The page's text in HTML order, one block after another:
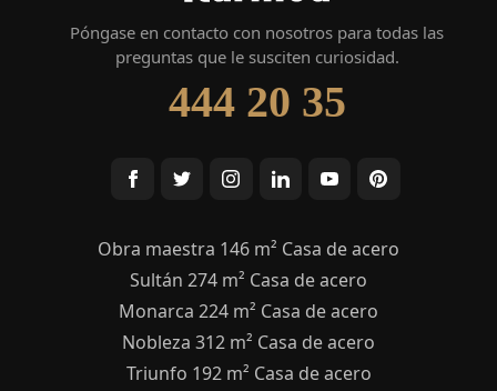
Póngase en contacto con nosotros para todas las
preguntas que le susciten curiosidad.
444 20 35
Obra maestra 146 m² Casa de acero
Sultán 274 m² Casa de acero
Monarca 224 m² Casa de acero
Nobleza 312 m² Casa de acero
Triunfo 192 m² Casa de acero